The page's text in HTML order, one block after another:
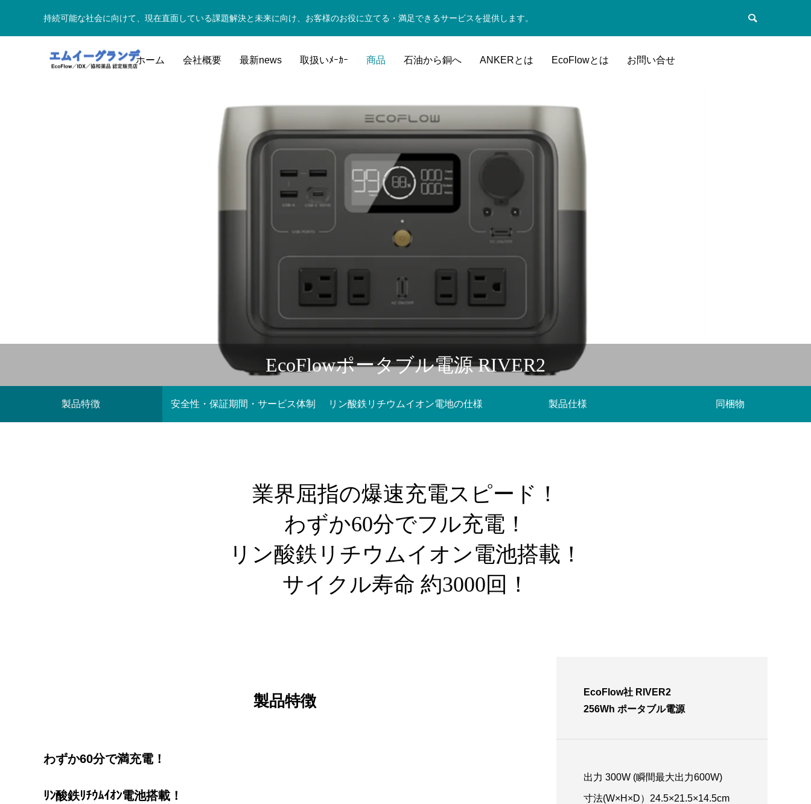
持続可能な社会に向けて、現在直面している課題解決と未来に向け、お客様のお役に立てる・満足できるサービスを提供します。
ホーム 会社概要 最新news 取扱いﾒｰｶｰ 商品 石油から銅へ ANKERとは EcoFlowとは お問い合せ
EcoFlowポータブル電源 RIVER2
製品特徴 安全性・保証期間・サービス体制 リン酸鉄リチウムイオン電地の仕様 製品仕様 同梱物
業界屈指の爆速充電スピード！
わずか60分でフル充電！
リン酸鉄リチウムイオン電池搭載！
サイクル寿命 約3000回！
製品特徴
わずか60分で満充電！
ﾘﾝ酸鉄ﾘﾁｳﾑｲｵﾝ電池搭載！
EcoFlow社 RIVER2
256Wh ポータブル電源
出力 300W (瞬間最大出力600W)
寸法(W×H×D）24.5×21.5×14.5cm